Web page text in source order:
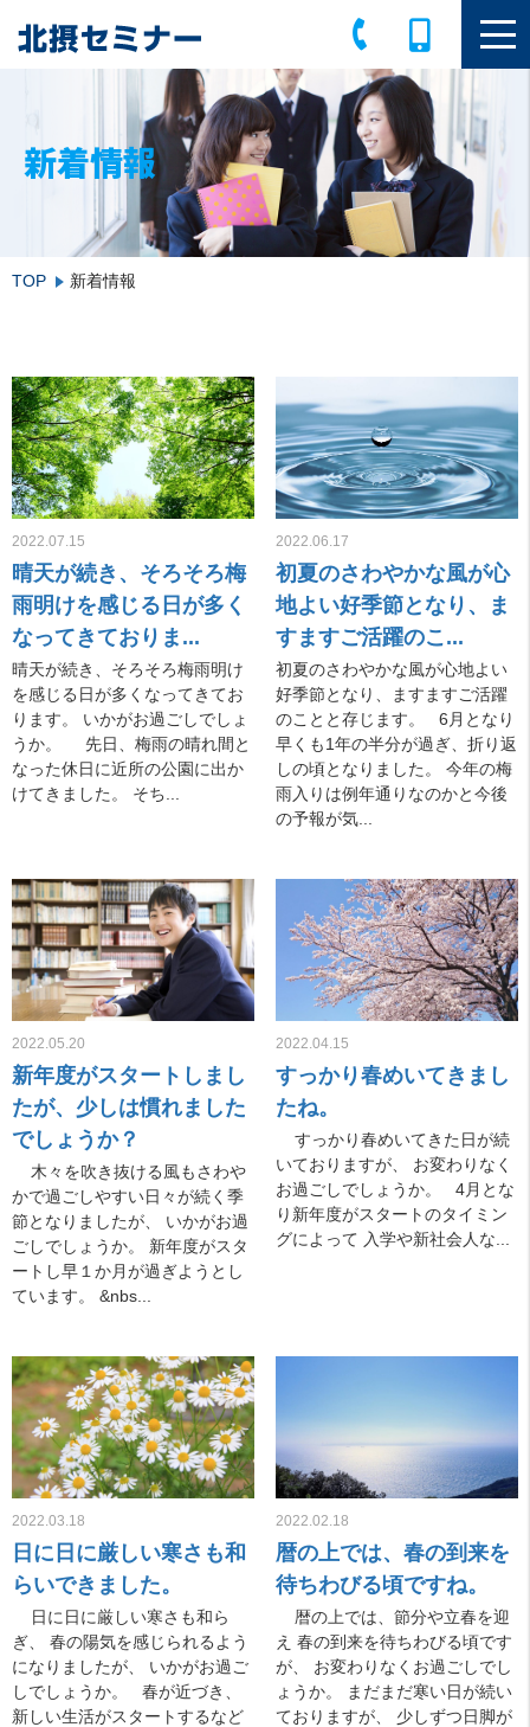
新着情報
TOP 新着情報
2022.07.15
晴天が続き、そろそろ梅
雨明けを感じる日が多く
なってきておりま...
晴天が続き、そろそろ梅雨明け
を感じる日が多くなってきてお
ります。 いかがお過ごしでしょ
うか。 先日、梅雨の晴れ間と
なった休日に近所の公園に出か
けてきました。 そち...
2022.06.17
初夏のさわやかな風が心
地よい好季節となり、ま
すますご活躍のこ...
初夏のさわやかな風が心地よい
好季節となり、ますますご活躍
のことと存じます。 6月となり
早くも1年の半分が過ぎ、折り返
しの頃となりました。 今年の梅
雨入りは例年通りなのかと今後
の予報が気...
2022.05.20
新年度がスタートしまし
たが、少しは慣れました
でしょうか？
木々を吹き抜ける風もさわや
かで過ごしやすい日々が続く季
節となりましたが、 いかがお過
ごしでしょうか。 新年度がスタ
ートし早１か月が過ぎようとし
ています。 &nbs...
2022.04.15
すっかり春めいてきまし
たね。
すっかり春めいてきた日が続
いておりますが、 お変わりなく
お過ごしでしょうか。 4月とな
り新年度がスタートのタイミン
グによって 入学や新社会人な...
2022.03.18
日に日に厳しい寒さも和
らいできました。
日に日に厳しい寒さも和ら
ぎ、 春の陽気を感じられるよう
になりましたが、 いかがお過ご
しでしょうか。 春が近づき、
新しい生活がスタートするなど
2022.02.18
暦の上では、春の到来を
待ちわびる頃ですね。
暦の上では、節分や立春を迎
え 春の到来を待ちわびる頃です
が、 お変わりなくお過ごしでし
ょうか。 まだまだ寒い日が続い
ておりますが、 少しずつ日脚が